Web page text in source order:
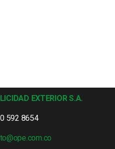
EXTERIOR S.A.
592 8654